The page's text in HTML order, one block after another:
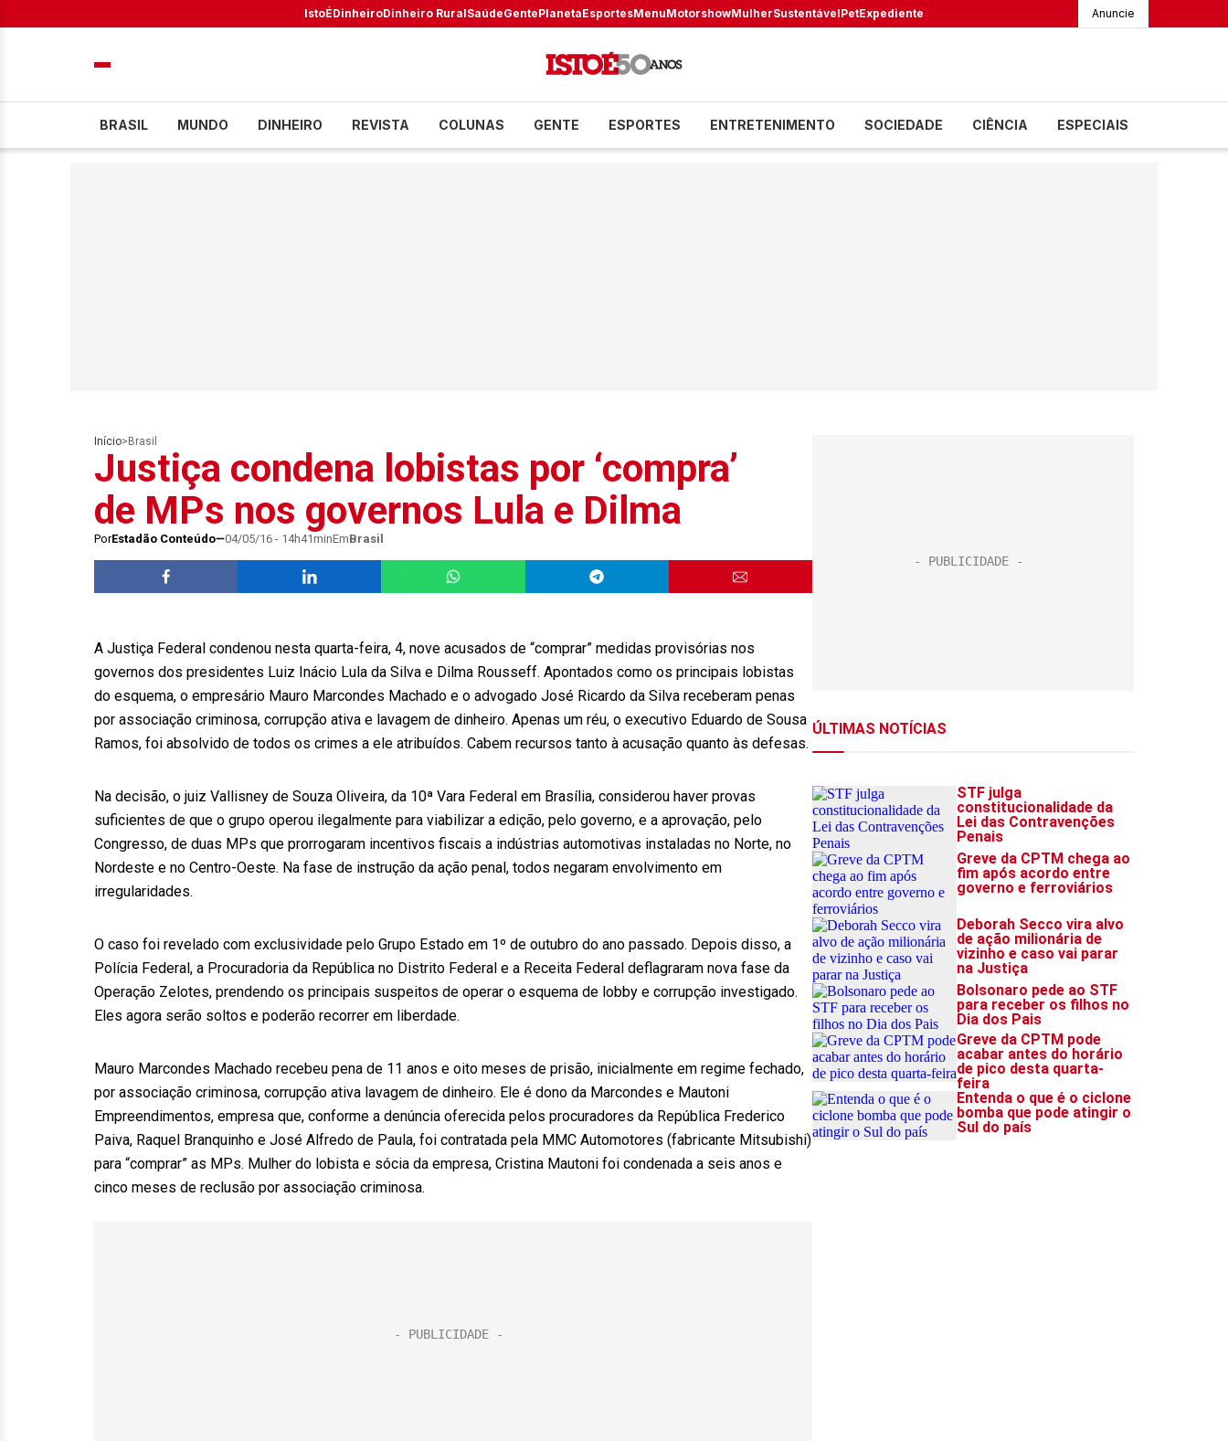
IstoÉDinheiroDinheiro RuralSaúdeGentePlanetaEsportesMenuMotorshowMulherSustentávelPetExpediente Anuncie
BRASIL MUNDO DINHEIRO REVISTA COLUNAS GENTE ESPORTES ENTRETENIMENTO SOCIEDADE CIÊNCIA ESPECIAIS
Início> Brasil
Justiça condena lobistas por ‘compra’
de MPs nos governos Lula e Dilma
PorEstadão Conteúdo 04/05/16 - 14h41minEmBrasil
A Justiça Federal condenou nesta quarta-feira, 4, nove acusados de “comprar” medidas provisórias nos
governos dos presidentes Luiz Inácio Lula da Silva e Dilma Rousseff. Apontados como os principais lobistas
do esquema, o empresário Mauro Marcondes Machado e o advogado José Ricardo da Silva receberam penas
por associação criminosa, corrupção ativa e lavagem de dinheiro. Apenas um réu, o executivo Eduardo de Sousa
Ramos, foi absolvido de todos os crimes a ele atribuídos. Cabem recursos tanto à acusação quanto às defesas.
Na decisão, o juiz Vallisney de Souza Oliveira, da 10ª Vara Federal em Brasília, considerou haver provas
suficientes de que o grupo operou ilegalmente para viabilizar a edição, pelo governo, e a aprovação, pelo
Congresso, de duas MPs que prorrogaram incentivos fiscais a indústrias automotivas instaladas no Norte, no
Nordeste e no Centro-Oeste. Na fase de instrução da ação penal, todos negaram envolvimento em
irregularidades.
O caso foi revelado com exclusividade pelo Grupo Estado em 1º de outubro do ano passado. Depois disso, a
Polícia Federal, a Procuradoria da República no Distrito Federal e a Receita Federal deflagraram nova fase da
Operação Zelotes, prendendo os principais suspeitos de operar o esquema de lobby e corrupção investigado.
Eles agora serão soltos e poderão recorrer em liberdade.
Mauro Marcondes Machado recebeu pena de 11 anos e oito meses de prisão, inicialmente em regime fechado,
por associação criminosa, corrupção ativa lavagem de dinheiro. Ele é dono da Marcondes e Mautoni
Empreendimentos, empresa que, conforme a denúncia oferecida pelos procuradores da República Frederico
Paiva, Raquel Branquinho e José Alfredo de Paula, foi contratada pela MMC Automotores (fabricante Mitsubishi)
para “comprar” as MPs. Mulher do lobista e sócia da empresa, Cristina Mautoni foi condenada a seis anos e
cinco meses de reclusão por associação criminosa.